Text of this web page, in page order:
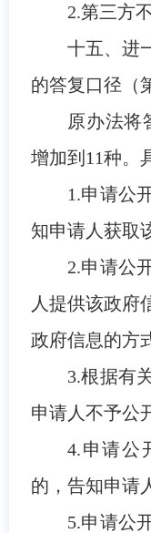
2.第三方不
十五、进一
的答复口径（
原办法将答
增加到11种。
1.申请公开
知申请人获取
2.申请公开
人提供该政府
政府信息的方
3.根据有关
申请人不予公
4.申请公开
的，告知申请
5.申请公开